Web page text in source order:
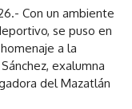
Con un ambiente
se puso en
a la
exalumna
del Mazatlán